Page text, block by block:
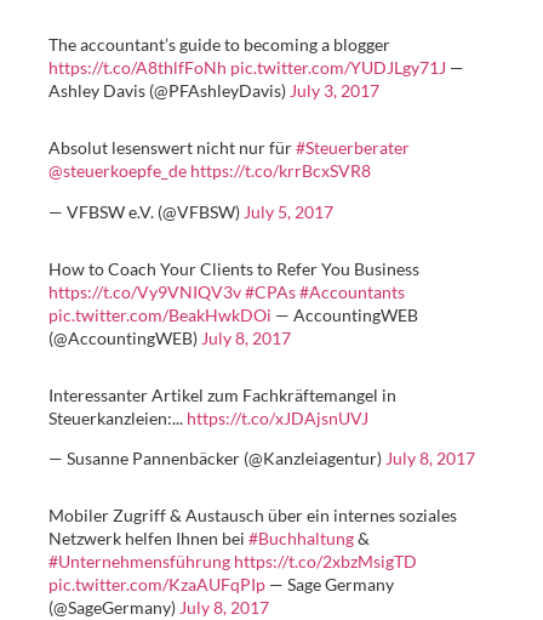
The accountant’s guide to becoming a blogger
https://t.co/A8thlfFoNh pic.twitter.com/YUDJLgy71J —
Ashley Davis (@PFAshleyDavis)July 3, 2017
Absolut lesenswert nicht nur für#Steuerberater
@steuerkoepfe_de https://t.co/krrBcxSVR8
— VFBSW e.V. (@VFBSW) July 5, 2017
How to Coach Your Clients to Refer You Business
https://t.co/Vy9VNIQV3v#CPAs#Accountants
pic.twitter.com/BeakHwkDOi — AccountingWEB
(@AccountingWEB) July 8, 2017
Interessanter Artikel zum Fachkräftemangel in
Steuerkanzleien:... https://t.co/xJDAjsnUVJ
— Susanne Pannenbäcker (@Kanzleiagentur) July 8, 2017
Mobiler Zugriff & Austausch über ein internes soziales
Netzwerk helfen Ihnen bei #Buchhaltung&
#Unternehmensführung https://t.co/2xbzMsigTD
pic.twitter.com/KzaAUFqPIp — Sage Germany
(@SageGermany) July 8, 2017